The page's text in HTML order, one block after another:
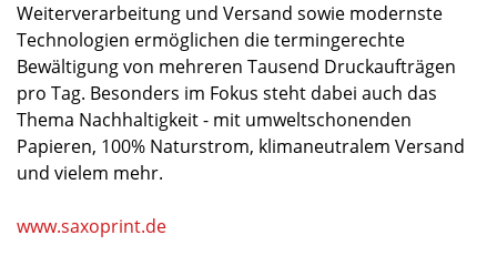
Weiterverarbeitung und Versand sowie modernste
Technologien ermöglichen die termingerechte
Bewältigung von mehreren Tausend Druckaufträgen
pro Tag. Besonders im Fokus steht dabei auch das
Thema Nachhaltigkeit - mit umweltschonenden
Papieren, 100% Naturstrom, klimaneutralem Versand
und vielem mehr.
www.saxoprint.de